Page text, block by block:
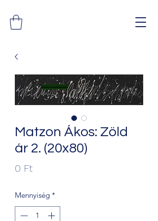
Matzon Ákos: Zöld
ár 2. (20x80)
0 FtÁr
Mennyiség *